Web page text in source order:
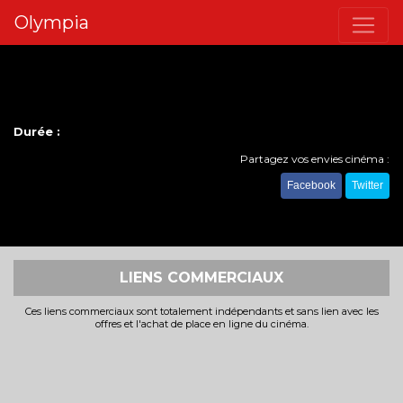
Olympia
Durée :
Partagez vos envies cinéma :
Facebook Twitter
LIENS COMMERCIAUX
Ces liens commerciaux sont totalement indépendants et sans lien avec les
offres et l'achat de place en ligne du cinéma.